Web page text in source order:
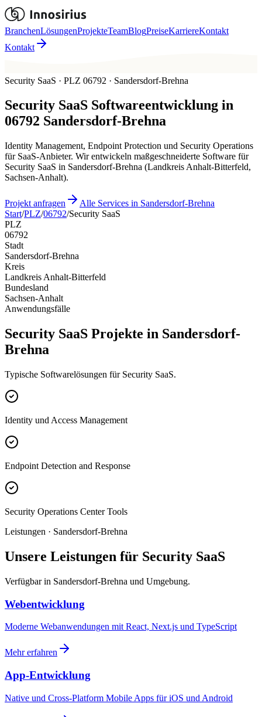
BranchenLösungenProjekteTeamBlogPreiseKarriereKontakt
Kontakt
Security SaaS · PLZ 06792 · Sandersdorf-Brehna
Security SaaS Softwareentwicklung in
06792 Sandersdorf-Brehna
Identity Management, Endpoint Protection und Security Operations
für SaaS-Anbieter. Wir entwickeln maßgeschneiderte Software für
Security SaaS in Sandersdorf-Brehna (Landkreis Anhalt-Bitterfeld,
Sachsen-Anhalt).
Projekt anfragen
Alle Services in Sandersdorf-Brehna
Start/PLZ/06792/Security SaaS
PLZ
06792
Stadt
Sandersdorf-Brehna
Kreis
Landkreis Anhalt-Bitterfeld
Bundesland
Sachsen-Anhalt
Anwendungsfälle
Security SaaS Projekte in Sandersdorf-
Brehna
Typische Softwarelösungen für Security SaaS.
Identity und Access Management
Endpoint Detection and Response
Security Operations Center Tools
Leistungen · Sandersdorf-Brehna
Unsere Leistungen für Security SaaS
Verfügbar in Sandersdorf-Brehna und Umgebung.
Webentwicklung
Moderne Webanwendungen mit React, Next.js und TypeScript
Mehr erfahren
App-Entwicklung
Native und Cross-Platform Mobile Apps für iOS und Android